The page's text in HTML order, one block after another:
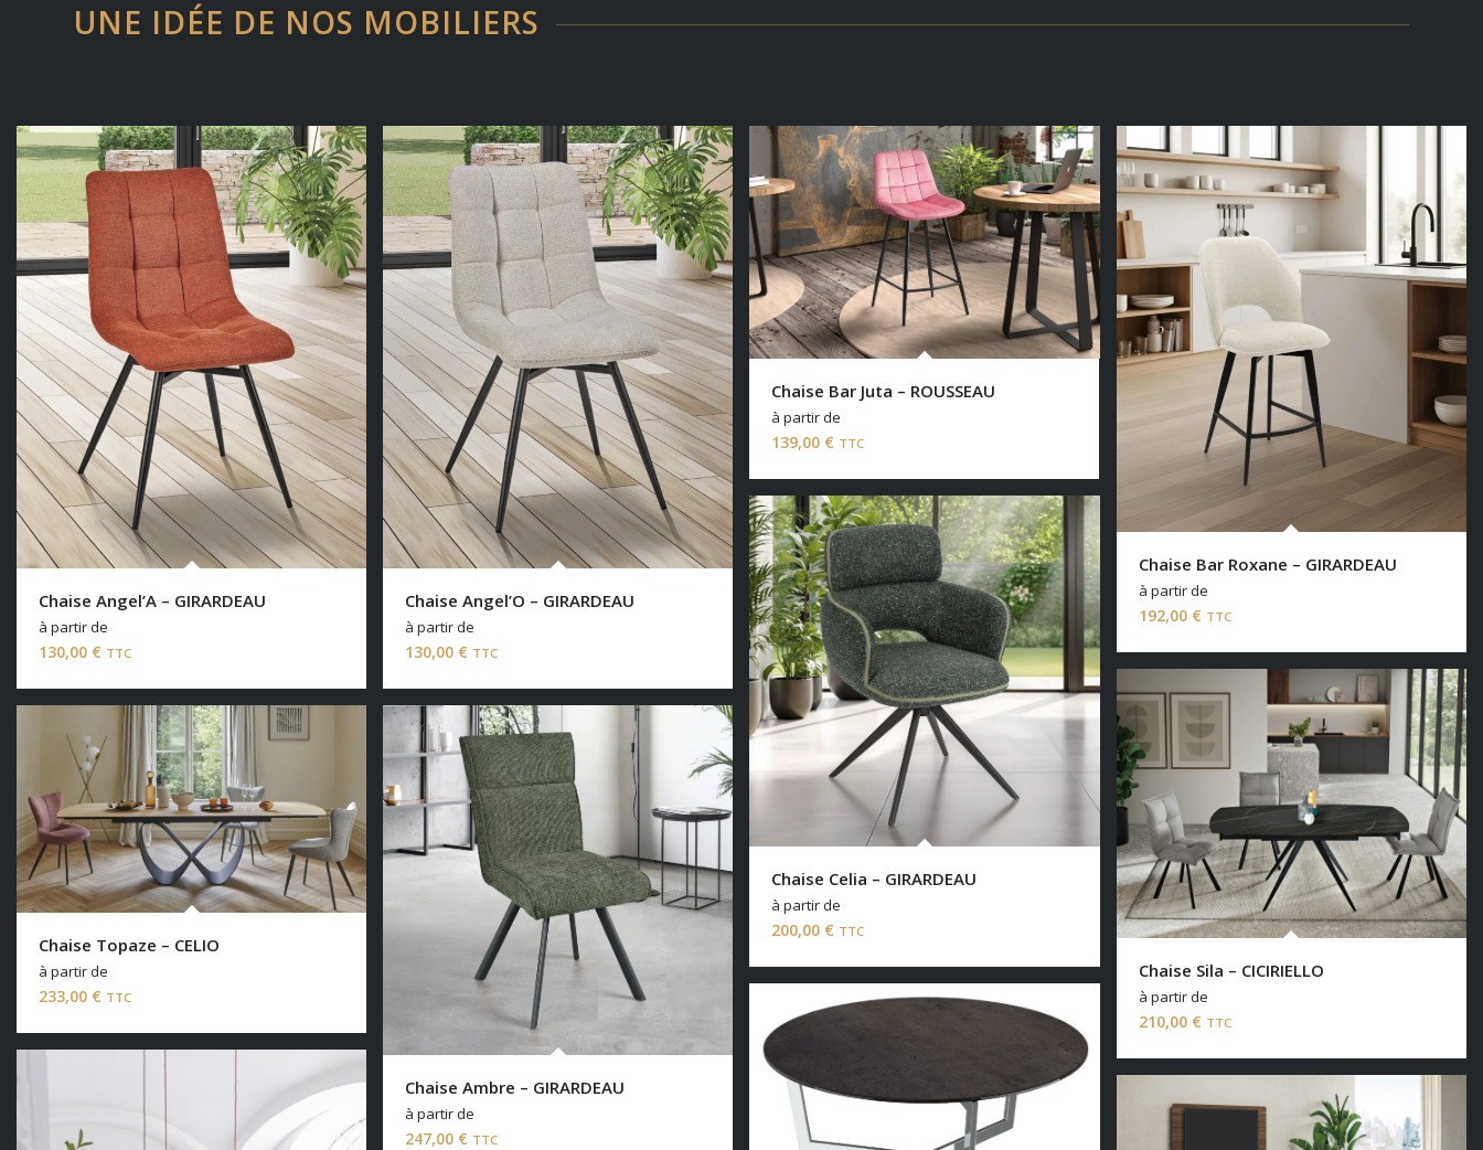
UNE IDÉE DE NOS MOBILIERS
Chaise Angel’A – GIRARDEAU
à partir de
130,00 € TTC
Chaise Angel’O – GIRARDEAU
à partir de
130,00 € TTC
Chaise Bar Juta – ROUSSEAU
à partir de
139,00 € TTC
Chaise Bar Roxane – GIRARDEAU
à partir de
192,00 € TTC
Chaise Celia – GIRARDEAU
à partir de
200,00 € TTC
Chaise Sila – CICIRIELLO
à partir de
210,00 € TTC
Chaise Topaze – CELIO
à partir de
233,00 € TTC
Chaise Ambre – GIRARDEAU
à partir de
247,00 € TTC